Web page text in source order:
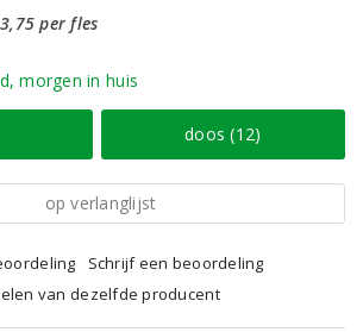
per fles
morgen in huis
doos (12)
op verlanglijst
Schrijf een beoordeling
van dezelfde producent